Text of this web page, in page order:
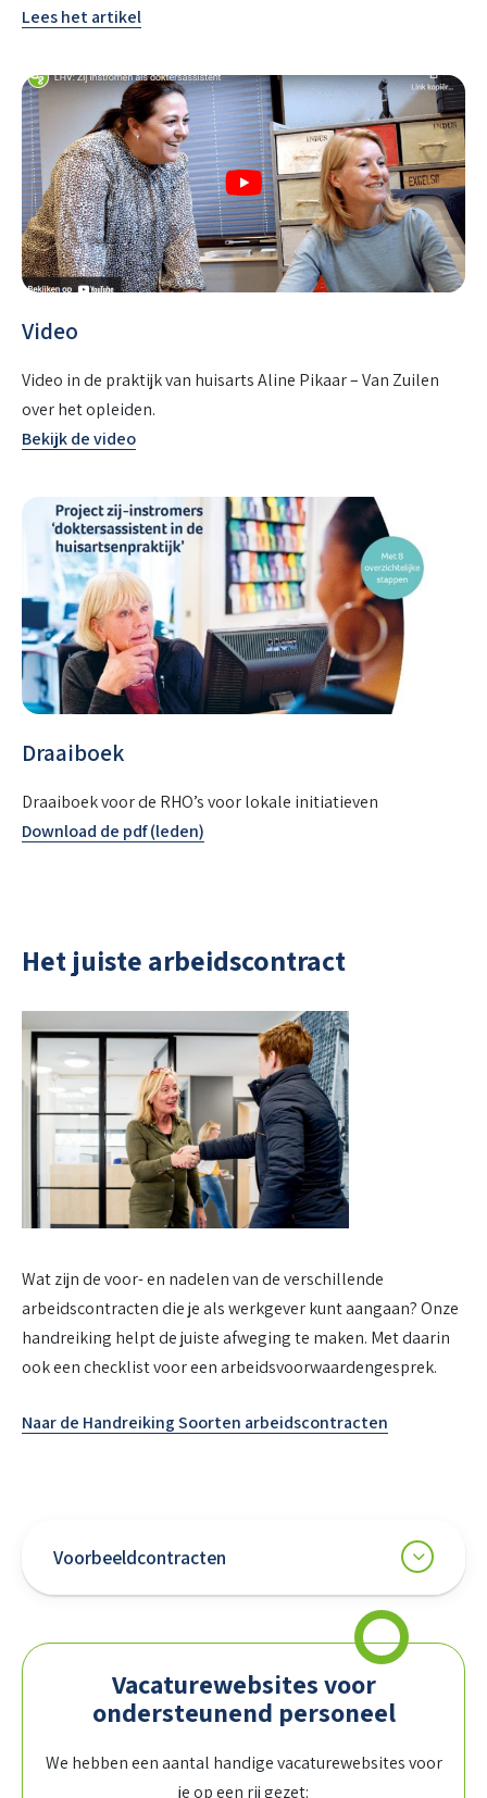
Lees het artikel
Video
Video in de praktijk van huisarts Aline Pikaar – Van Zuilen
over het opleiden.
Bekijk de video
Draaiboek
Draaiboek voor de RHO’s voor lokale initiatieven
Download de pdf (leden)
Het juiste arbeidscontract
Wat zijn de voor- en nadelen van de verschillende
arbeidscontracten die je als werkgever kunt aangaan? Onze
handreiking helpt de juiste afweging te maken. Met daarin
ook een checklist voor een arbeidsvoorwaardengesprek.
Naar de Handreiking Soorten arbeidscontracten
Voorbeeldcontracten
Vacaturewebsites voor
ondersteunend personeel
We hebben een aantal handige vacaturewebsites voor
je op een rij gezet: